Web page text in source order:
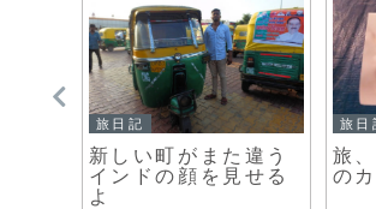
旅日記
新しい町がまた違う
インドの顔を見せる
よ
旅日
旅
の